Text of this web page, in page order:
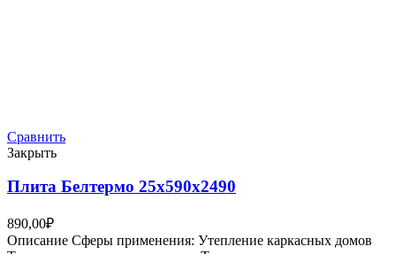
Сравнить
Закрыть
Плита Белтермо 25х590х2490
890,00₽
Описание Сферы применения: Утепление каркасных домов